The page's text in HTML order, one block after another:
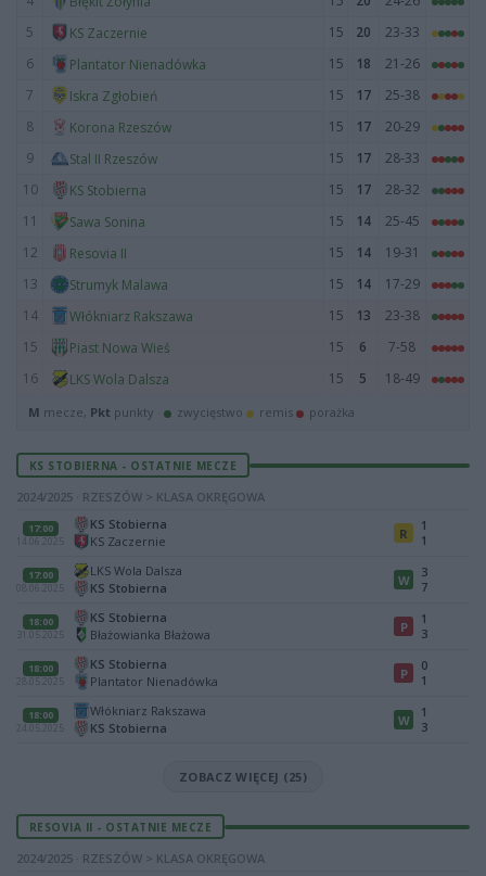
5
KS Zaczernie 15 20
23-33
6
Plantator Nienadówka 15 18
21-26
7
Iskra Zgłobień 15 17
25-38
8
Korona Rzeszów 15 17
20-29
9
Stal II Rzeszów 15 17
28-33
10
KS Stobierna 15 17
28-32
11
Sawa Sonina 15 14
25-45
12
Resovia II 15 14
19-31
13
Strumyk Malawa 15 14
17-29
14
Włókniarz Rakszawa 15 13
23-38
15
Piast Nowa Wieś 15 6
7-58
16
LKS Wola Dalsza 15 5 18-49
M mecze, Pkt punkty · zwycięstwo remis porażka
KS STOBIERNA - OSTATNIE MECZE
2024/2025 · RZESZÓW > KLASA OKRĘGOWA
17:00
14.06.2025
KS Stobierna
KS Zaczernie
R
1
1
17:00
08.06.2025
LKS Wola Dalsza
KS Stobierna
W
3
7
18:00
31.05.2025
KS Stobierna
Błażowianka Błażowa
P
1
3
18:00
28.05.2025
KS Stobierna
Plantator Nienadówka
P
0
1
18:00
24.05.2025
Włókniarz Rakszawa
KS Stobierna
W
1
3
ZOBACZ WIĘCEJ (25)
RESOVIA II - OSTATNIE MECZE
2024/2025 · RZESZÓW > KLASA OKRĘGOWA